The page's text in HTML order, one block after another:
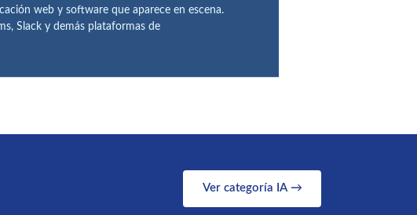
web y software que aparece en escena.
Slack y demás plataformas de
Ver categoría IA →